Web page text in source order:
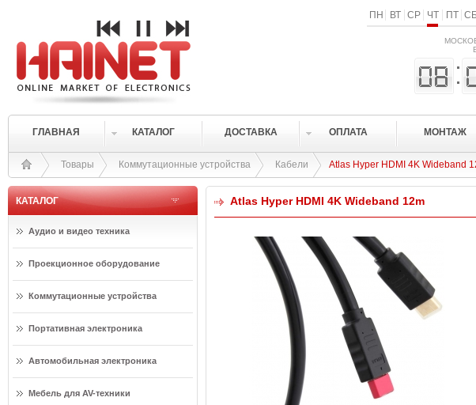
ПН ВТ СР ЧТ ПТ
ГЛАВНАЯ КАТАЛОГ ДОСТАВКА ОПЛАТА МОНТАЖ
Товары Коммутационные устройства Кабели Atlas Hyper HDMI 4K Wideband
КАТАЛОГ
Аудио и видео техника
Проекционное оборудование
Коммутационные устройства
Портативная электроника
Автомобильная электроника
Мебель для AV-техники
Atlas Hyper HDMI 4K Wideband 12m